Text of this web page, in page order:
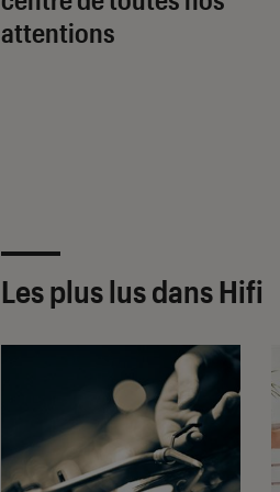
attentions
Les plus lus dans Hifi